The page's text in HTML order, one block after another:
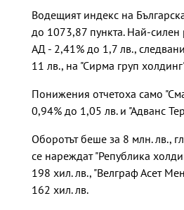
Водещият индекс на
до 1073,87 пункта. Най-силен
АД - 2,41% до 1,7 лв.,
11 лв., на "Сирма груп
Понижения отчетоха само
0,94% до 1,05 лв. и "Адванс
Оборотът беше за 8 млн. лв.,
се нареждат "Република
198 хил. лв., "Велграф Асет
162 хил. лв.